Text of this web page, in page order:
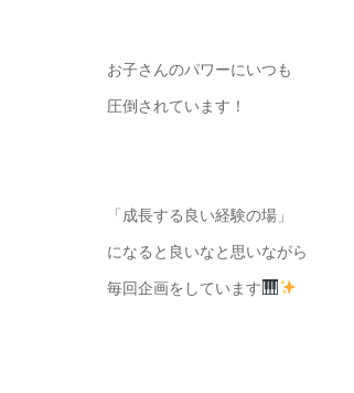
お子さんのパワーにいつも
圧倒されています！
「成長する良い経験の場」
になると良いなと思いながら
毎回企画をしています